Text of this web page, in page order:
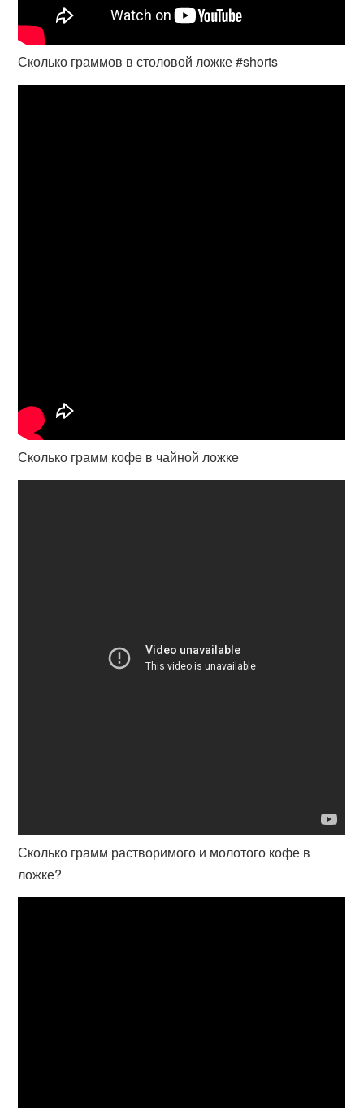
Сколько граммов в столовой ложке #shorts
Сколько грамм кофе в чайной ложке
Сколько грамм растворимого и молотого кофе в
ложке?